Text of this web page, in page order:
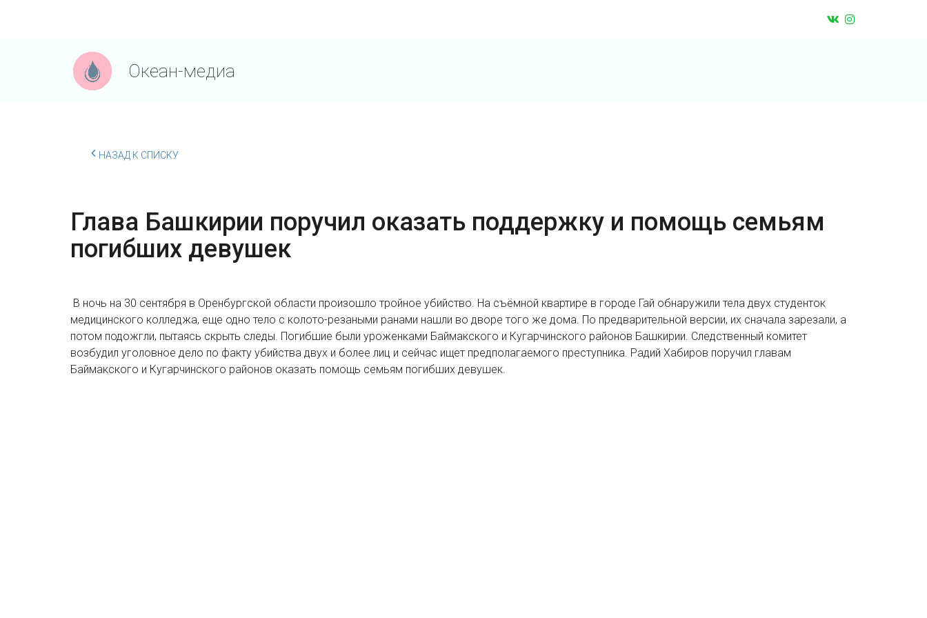
Океан-медиа
НАЗАД К СПИСКУ
Глава Башкирии поручил оказать поддержку и помощь семьям
погибших девушек
В ночь на 30 сентября в Оренбургской области произошло тройное убийство. На съёмной квартире в городе Гай обнаружили тела двух студенток
медицинского колледжа, еще одно тело с колото-резаными ранами нашли во дворе того же дома. По предварительной версии, их сначала зарезали, а
потом подожгли, пытаясь скрыть следы. Погибшие были уроженками Баймакского и Кугарчинского районов Башкирии. Следственный комитет
возбудил уголовное дело по факту убийства двух и более лиц и сейчас ищет предполагаемого преступника. Радий Хабиров поручил главам
Баймакского и Кугарчинского районов оказать помощь семьям погибших девушек.